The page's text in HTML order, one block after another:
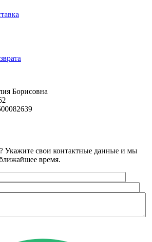
Борисовна
Укажите свои контактные данные и мы
время.